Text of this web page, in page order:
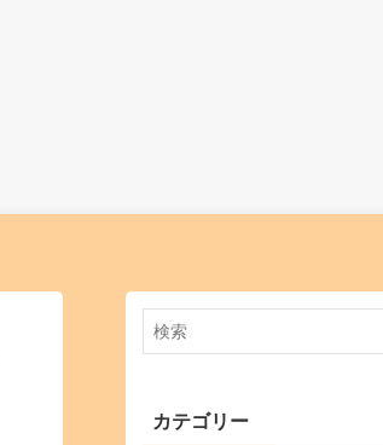
カテゴリー